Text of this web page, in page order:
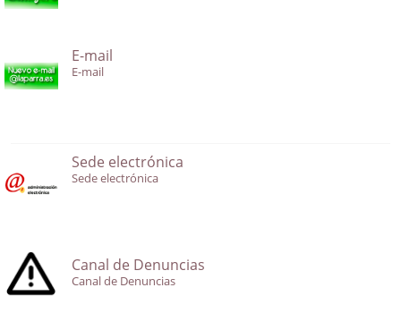
E-mail
E-mail
Sede electrónica
Sede electrónica
Canal de Denuncias
Canal de Denuncias